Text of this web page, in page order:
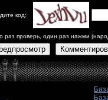
код:
раз проверь, один раз нажми